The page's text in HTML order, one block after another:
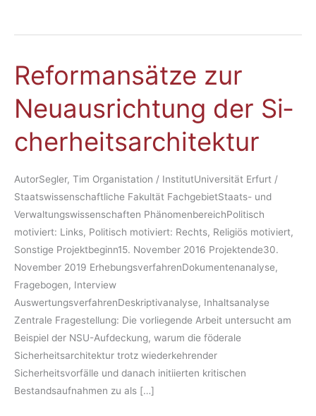
Re­for­man­sät­ze zur
Neu­aus­rich­tung der Si­
cher­heits­ar­chi­tek­tur
AutorSegler, Tim Organistation / InstitutUniversität Erfurt /
Staatswissenschaftliche Fakultät FachgebietStaats- und
Verwaltungswissenschaften PhänomenbereichPolitisch
motiviert: Links, Politisch motiviert: Rechts, Religiös motiviert,
Sonstige Projektbeginn15. November 2016 Projektende30.
November 2019 ErhebungsverfahrenDokumentenanalyse,
Fragebogen, Interview
AuswertungsverfahrenDeskriptivanalyse, Inhaltsanalyse
Zentrale Fragestellung: Die vorliegende Arbeit untersucht am
Beispiel der NSU-Aufdeckung, warum die föderale
Sicherheitsarchitektur trotz wiederkehrender
Sicherheitsvorfälle und danach initiierten kritischen
Bestandsaufnahmen zu als […]
Re­
for­
man­
sät­
ze
zur
Neu­
aus­
rich­
tung
der
Si­
cher­
heits­
ar­
chi­
tek­
tur